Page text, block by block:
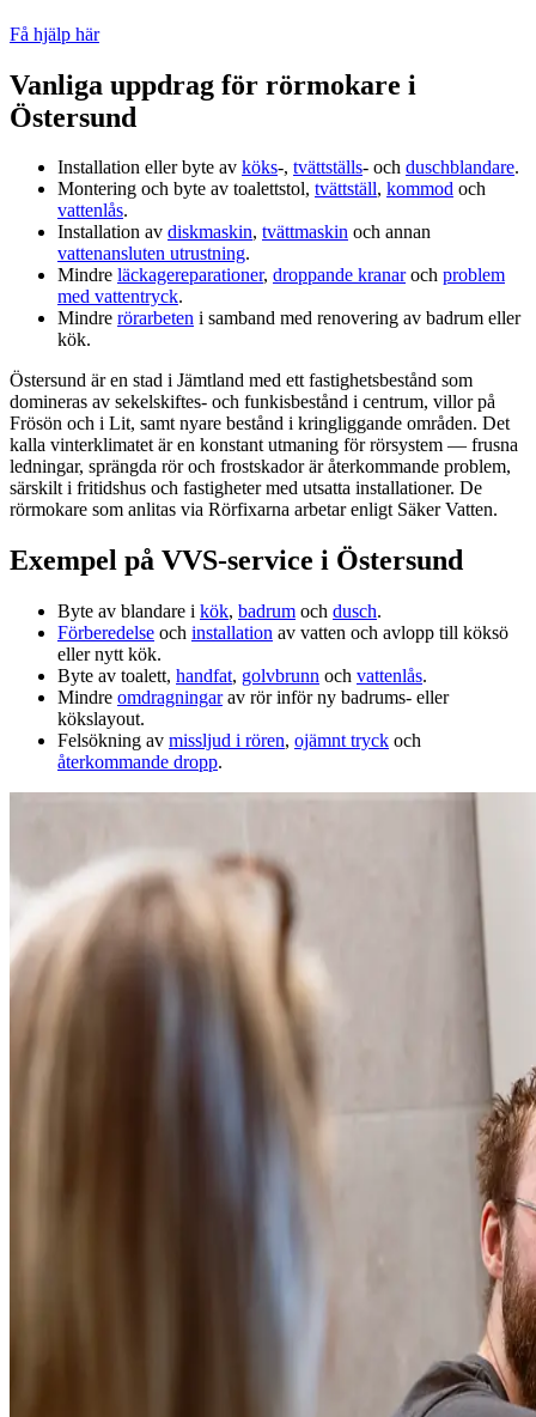
Få hjälp här
Vanliga uppdrag för rörmokare i
Östersund
Installation eller byte av köks‑, tvättställs‑ och duschblandare.
Montering och byte av toalettstol, tvättställ, kommod och
vattenlås.
Installation av diskmaskin, tvättmaskin och annan
vattenansluten utrustning.
Mindre läckagereparationer, droppande kranaroch problem
med vattentryck.
Mindre rörarbeten i samband med renovering av badrum eller
kök.
Östersund är en stad i Jämtland med ett fastighetsbestånd som
domineras av sekelskiftes‑ och funkisbestånd i centrum, villor på
Frösön och i Lit, samt nyare bestånd i kringliggande områden. Det
kalla vinterklimatet är en konstant utmaning för rörsystem — frusna
ledningar, sprängda rör och frostskador är återkommande problem,
särskilt i fritidshus och fastigheter med utsatta installationer. De
rörmokare som anlitas via Rörfixarna arbetar enligt Säker Vatten.
Exempel på VVS‑service i Östersund
Byte av blandare i kök, badrum och dusch.
Förberedelse och installation av vatten och avlopp till köksö
eller nytt kök.
Byte av toalett, handfat, golvbrunn och vattenlås.
Mindre omdragningarav rör inför ny badrums‑ eller
kökslayout.
Felsökning av missljud i rören, ojämnt tryck och
återkommande dropp.